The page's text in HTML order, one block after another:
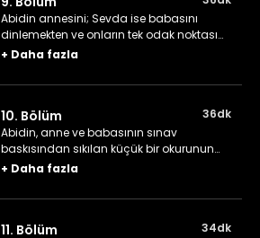
Abidin annesini; Sevda ise babasını
dinlemekten ve onların tek odak noktası
olmaktan yorulmuştur. Onları
arkadaşının mektubuna cevap vermek
+ Daha fazla
10. Bölüm
36dk
Abidin, anne ve babasının sınav
baskısından sıkılan küçük bir okurunun
derdine çare ararken Sevda da Asım'a
olur.
+ Daha fazla
11. Bölüm
34dk